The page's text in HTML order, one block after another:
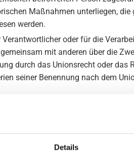
Details
Maßnahmen unterliegen,
werden.
oder für die
mit anderen über die
durch das Unionsrecht oder das
seiner Benennung nach dem
juristische Person, Behörde,
Behörde, Einrichtung oder
nicht. Behörden, die im
Daten erhalten,